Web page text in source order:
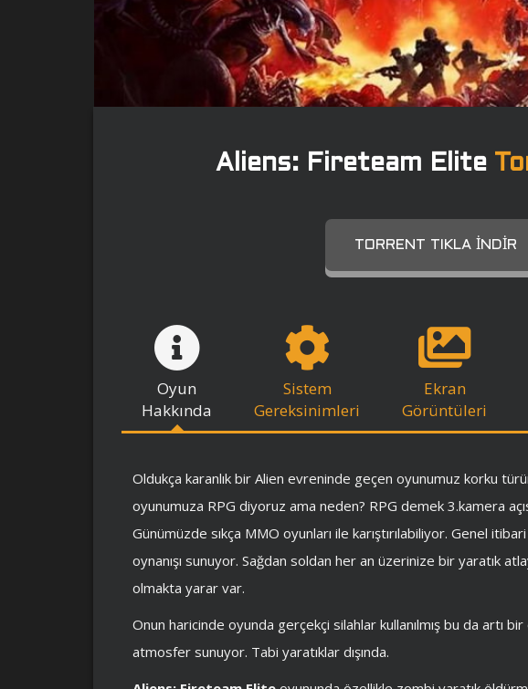
Aliens: Fireteam Elite
TORRENT TIKLA İNDIR
Oyun
Hakkında
Sistem
Gereksinimleri
Ekran
Görüntüleri
Oldukça karanlık bir Alien evreninde geçen oyunumuz korku
oyunumuza RPG diyoruz ama neden? RPG demek 3.kamera
Günümüzde sıkça MMO oyunları ile karıştırılabiliyor. Genel
oynanışı sunuyor. Sağdan soldan her an üzerinize bir yaratık
olmakta yarar var.
Onun haricinde oyunda gerçekçi silahlar kullanılmış bu da artı
atmosfer sunuyor. Tabi yaratıklar dışında.